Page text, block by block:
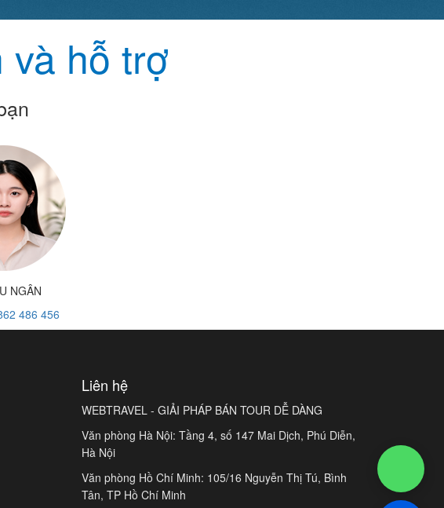
và hỗ trợ
NGÂN
486 456
Liên hệ
WEBTRAVEL - GIẢI PHÁP BÁN TOUR DỄ DÀNG
Văn phòng Hà Nội: Tầng 4, số 147 Mai Dịch, Phú Diễn,
Hà Nội
Văn phòng Hồ Chí Minh: 105/16 Nguyễn Thị Tú, Bình
Tân, TP Hồ Chí Minh